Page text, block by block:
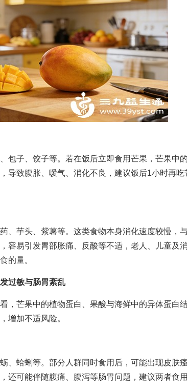
子、饺子等。若在饭后立即食用芒果，芒果中
导致腹胀、嗳气、消化不良，建议饭后1小时再吃
芋头、紫薯等。这类食物本身消化速度较慢，
容易引发胃部胀痛、反酸等不适，老人、儿童及
的量。
过敏与肠胃紊乱
芒果中的植物蛋白、果酸与海鲜中的异体蛋白
增加不适风险。
蛤蜊等。部分人群同时食用后，可能出现皮肤
还可能伴随腹痛、腹泻等肠胃问题，建议两者食